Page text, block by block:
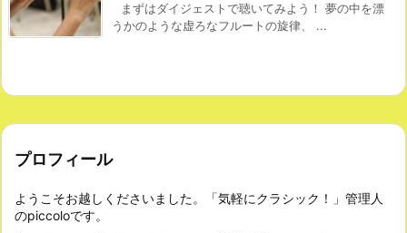
まずはダイジェストで聴いてみよう！ 夢の中を漂
うかのような虚ろなフルートの旋律、 ...
プロフィール
ようこそお越しくださいました。「気軽にクラシック！」管理人
のpiccoloです。